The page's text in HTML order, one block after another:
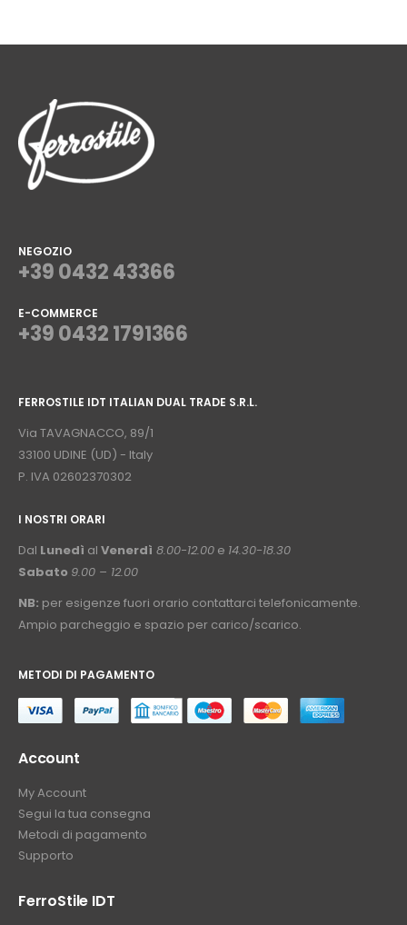
NEGOZIO
+39 0432 43366
E-COMMERCE
+39 0432 1791366
FERROSTILE IDT ITALIAN DUAL TRADE S.R.L.
Via TAVAGNACCO, 89/1
33100 UDINE (UD) - Italy
P. IVA 02602370302
I NOSTRI ORARI
Dal Lunedì al Venerdì 8.00-12.00 e 14.30-18.30
Sabato 9.00 – 12.00
NB: per esigenze fuori orario contattarci telefonicamente.
Ampio parcheggio e spazio per carico/scarico.
METODI DI PAGAMENTO
Account
My Account
Segui la tua consegna
Metodi di pagamento
Supporto
FerroStile IDT